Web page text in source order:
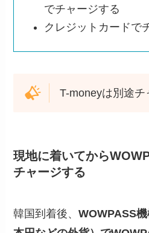
でチャージする
クレジットカードで
T-moneyは別途チ
現地に着いてから
チャージする
韓国到着後、WOWPASS